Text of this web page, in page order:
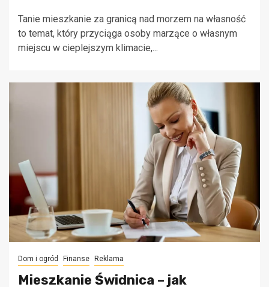
Tanie mieszkanie za granicą nad morzem na własność
to temat, który przyciąga osoby marzące o własnym
miejscu w cieplejszym klimacie,...
Dom i ogród Finanse Reklama
Mieszkanie Świdnica – jak